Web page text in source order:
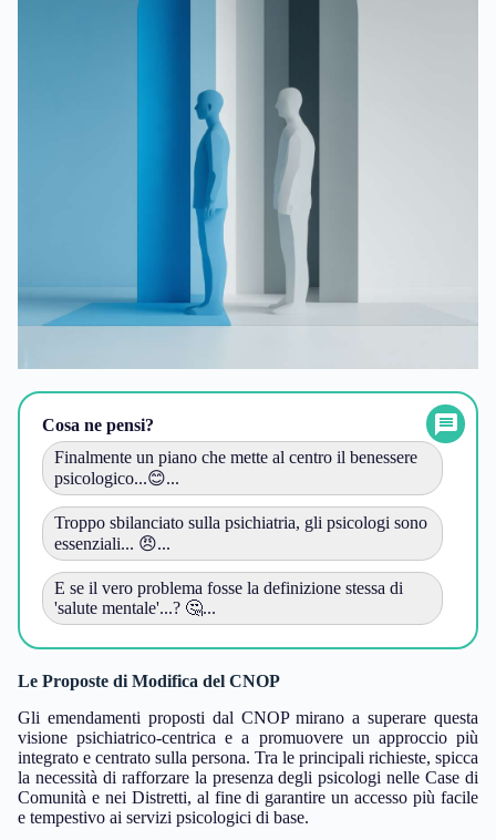
Cosa ne pensi?
Finalmente un piano che mette al centro il benessere
psicologico...😊...
Troppo sbilanciato sulla psichiatria, gli psicologi sono
essenziali... 😠...
E se il vero problema fosse la definizione stessa di
'salute mentale'...? 🤔...
Le Proposte di Modifica del CNOP
Gli emendamenti proposti dal CNOP mirano a superare questa
visione psichiatrico-centrica e a promuovere un approccio più
integrato e centrato sulla persona. Tra le principali richieste, spicca
la necessità di rafforzare la presenza degli psicologi nelle Case di
Comunità e nei Distretti, al fine di garantire un accesso più facile
e tempestivo ai servizi psicologici di base.